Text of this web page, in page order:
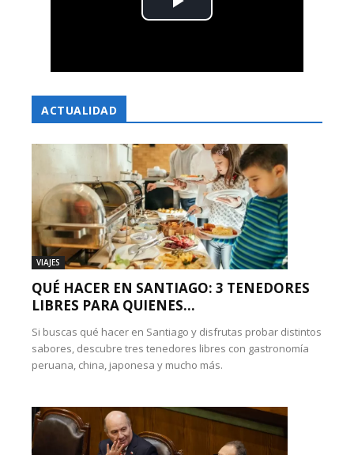
ACTUALIDAD
VIAJES
QUÉ HACER EN SANTIAGO: 3 TENEDORES
LIBRES PARA QUIENES...
Si buscas qué hacer en Santiago y disfrutas probar distintos
sabores, descubre tres tenedores libres con gastronomía
peruana, china, japonesa y mucho más.